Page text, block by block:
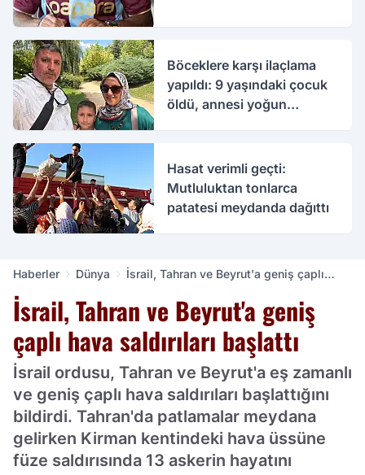
Böceklere karşı ilaçlama
yapıldı: 9 yaşındaki çocuk
öldü, annesi yoğun
Hasat verimli geçti:
Mutluluktan tonlarca
patatesi meydanda dağıttı
Haberler Dünya
İsrail, Tahran ve Beyrut'a geniş çaplı
İsrail, Tahran ve Beyrut'a geniş
çaplı hava saldırıları başlattı
İsrail ordusu, Tahran ve Beyrut'a eş zamanlı
ve geniş çaplı hava saldırıları başlattığını
bildirdi. Tahran'da patlamalar meydana
gelirken Kirman kentindeki hava üssüne
füze saldırısında 13 askerin hayatını